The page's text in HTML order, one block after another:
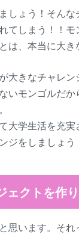
しょう！そん
てしまう！！
とは、本当
大きなチャレ
いモンゴルだ
ると
大学生活を充
ジをしましょう
クトを作
思います。そ